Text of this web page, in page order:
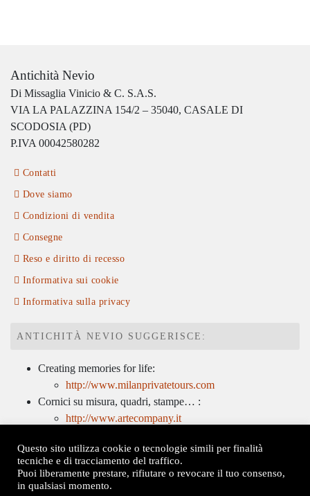
Antichità Nevio
Di Missaglia Vinicio & C. S.A.S.
VIA LA PALAZZINA 154/2 – 35040, CASALE DI
SCODOSIA (PD)
P.IVA 00042580282
Contatti
Dove siamo
Condizioni di vendita
Consegne
Reso e diritto di recesso
Informativa sui cookie
Informativa sulla privacy
ANTICHITÀ NEVIO SUGGERISCE:
Creating memories for life:
http://www.milanprivatetours.com
Cornici su misura, quadri, stampe… :
http://www.artecompany.it
http://www.tognettistudio3.it/
Dott. Anna Mambrin, restauratrice di dipinti su tela e
tavola, superfici dipinte, sculture policrome e cornici:
Questo sito utilizza cookie o tecnologie simili per finalità
tecniche e di tracciamento del traffico.
Puoi liberamente prestare, rifiutare o revocare il tuo consenso,
in qualsiasi momento.